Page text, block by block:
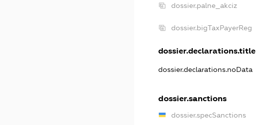
dossier.palne_akciz
dossier.bigTaxPayerReg
dossier.declarations.title
dossier.declarations.noData
dossier.sanctions
dossier.specSanctions